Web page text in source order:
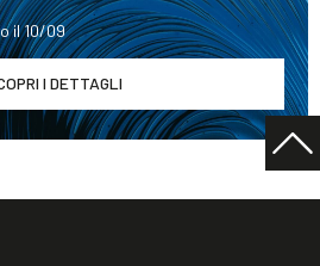
il 10/09
I DETTAGLI